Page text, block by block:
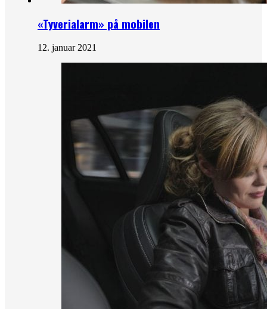
«Tyverialarm» på mobilen
12. januar 2021